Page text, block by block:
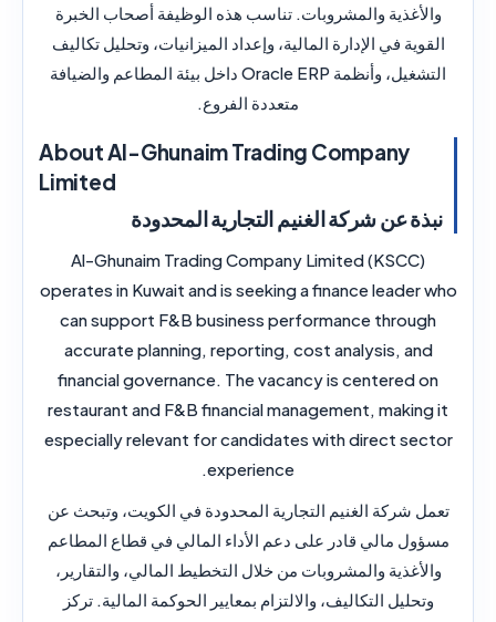
والأغذية والمشروبات. تناسب هذه الوظيفة أصحاب الخبرة
القوية في الإدارة المالية، وإعداد الميزانيات، وتحليل تكاليف
التشغيل، وأنظمة Oracle ERP داخل بيئة المطاعم والضيافة
متعددة الفروع.
About Al-Ghunaim Trading Company
Limited
نبذة عن شركة الغنيم التجارية المحدودة
Al-Ghunaim Trading Company Limited (KSCC)
operates in Kuwait and is seeking a finance leader who
can support F&B business performance through
accurate planning, reporting, cost analysis, and
financial governance. The vacancy is centered on
restaurant and F&B financial management, making it
especially relevant for candidates with direct sector
experience.
تعمل شركة الغنيم التجارية المحدودة في الكويت، وتبحث عن
مسؤول مالي قادر على دعم الأداء المالي في قطاع المطاعم
والأغذية والمشروبات من خلال التخطيط المالي، والتقارير،
وتحليل التكاليف، والالتزام بمعايير الحوكمة المالية. تركز